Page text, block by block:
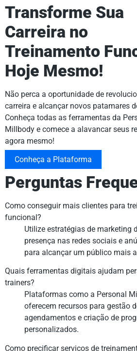
Transforme Sua
Carreira no
Treinamento
Hoje Mesmo!
Não perca a oportunidade de
carreira e alcançar novos patamares
Conheça todas as ferramentas da
Millbody e comece a alavancar seus
agora mesmo!
Conheça a Plataforma
Perguntas
Como conseguir mais clientes para
funcional?
Utilize estratégias de marketing
presença nas redes sociais e
para alcançar um público mais
Quais ferramentas digitais ajudam
trainers?
Plataformas como a Personal
oferecem recursos para gestão
agendamentos e criação de
personalizados.
Como precificar serviços de